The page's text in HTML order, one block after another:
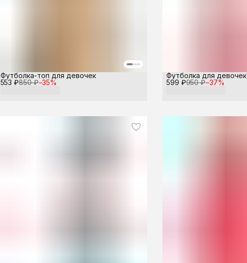
553 ₽850 ₽−35%
Футболка-топ для девочек
599 ₽950 ₽−37%
Футболка для девочек